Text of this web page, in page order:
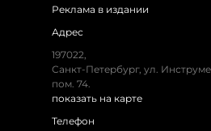
Реклама в издании
Адрес
197022,
Санкт-Петербург, ул.
пом. 74.
показать на карте
Телефон